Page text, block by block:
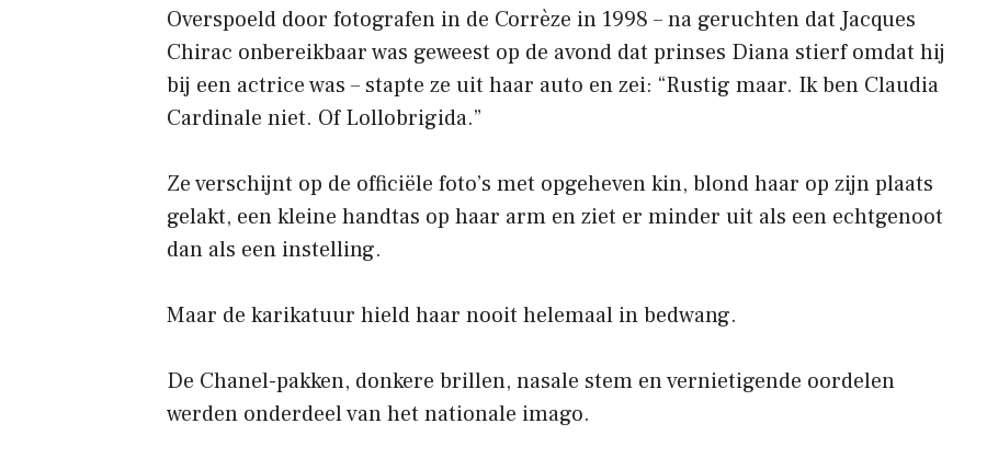
Overspoeld door fotografen in de Corrèze in 1998 – na geruchten dat Jacques
Chirac onbereikbaar was geweest op de avond dat prinses Diana stierf omdat hij
bij een actrice was – stapte ze uit haar auto en zei: “Rustig maar. Ik ben Claudia
Cardinale niet. Of Lollobrigida.”
Ze verschijnt op de officiële foto’s met opgeheven kin, blond haar op zijn plaats
gelakt, een kleine handtas op haar arm en ziet er minder uit als een echtgenoot
dan als een instelling.
Maar de karikatuur hield haar nooit helemaal in bedwang.
De Chanel-pakken, donkere brillen, nasale stem en vernietigende oordelen
werden onderdeel van het nationale imago.